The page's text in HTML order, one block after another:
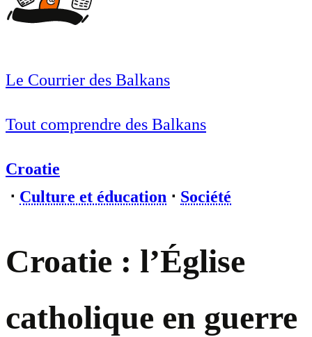
Le Courrier des Balkans
Tout comprendre des Balkans
Croatie
⋅ Culture et éducation ⋅ Société
Croatie : l’Église
catholique en guerre